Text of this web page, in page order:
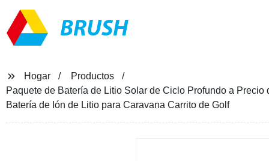
BRUSH
Hogar
Productos
Paquete de Batería de Litio Solar de Ciclo Profundo a
Batería de Ión de Litio para Caravana Carrito de Golf